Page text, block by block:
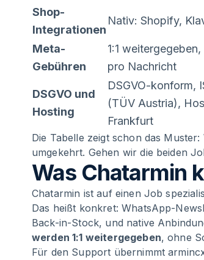
Shop-
Integrationen
Nativ: Shopify,
Meta-
Gebühren
1:1
pro Nachricht
DSGVO und
Hosting
DSGVO-konform,
(TÜV Austria),
Frankfurt
Die Tabelle zeigt schon das
umgekehrt. Gehen wir die beiden
Was Chatarmin
Chatarmin ist auf einen Job
Das heißt konkret: WhatsApp-
Back-in-Stock, und native
werden 1:1 weitergegeben, ohne
Für den Support übernimmt